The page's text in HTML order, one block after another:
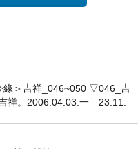
緣＞吉祥_046~050 ▽046_吉
祥。2006.04.03.一 23:11: